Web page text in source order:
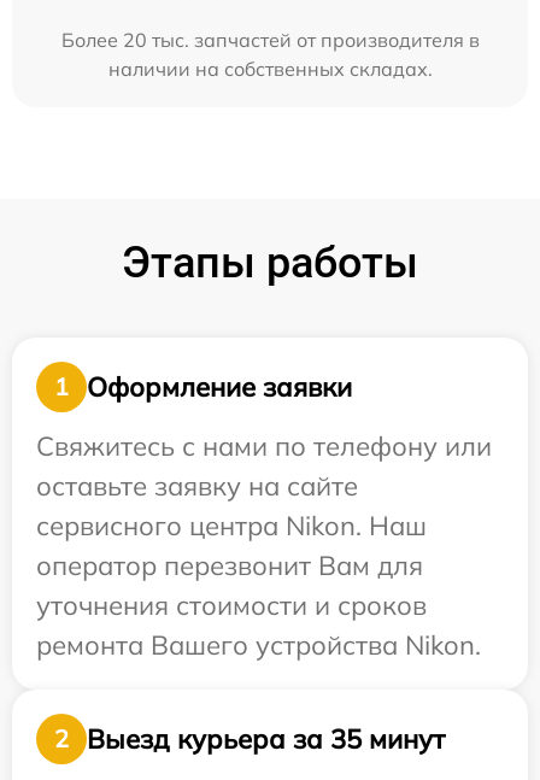
Более 20 тыс. запчастей от производителя в
наличии на собственных складах.
Этапы работы
1
Оформление заявки
Свяжитесь с нами по телефону или
оставьте заявку на сайте
сервисного центра Nikon. Наш
оператор перезвонит Вам для
уточнения стоимости и сроков
ремонта Вашего устройства Nikon.
2
Выезд курьера за 35 минут